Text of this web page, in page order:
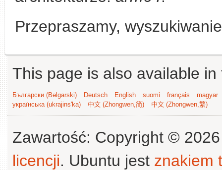
Przepraszamy,
This page is also available
Български (Bəlgarski) Deutsch English suomi français
magyar
українська (ukrajins'ka)
中文 (Zhongwen,简) 中文 (Zhongwen,繁)
Zawartość: Copyright ©
licencji. Ubuntu jest znakiem